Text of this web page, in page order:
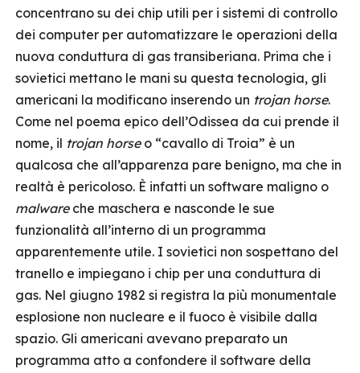
concentrano su dei chip utili per i sistemi di controllo
dei computer per automatizzare le operazioni della
nuova conduttura di gas transiberiana. Prima che i
sovietici mettano le mani su questa tecnologia, gli
americani la modificano inserendo un trojan horse.
Come nel poema epico dell’Odissea da cui prende il
nome, il trojan horseo “cavallo di Troia” è un
qualcosa che all’apparenza pare benigno, ma che in
realtà è pericoloso. È infatti un software maligno o
malwareche maschera e nasconde le sue
funzionalità all’interno di un programma
apparentemente utile. I sovietici non sospettano del
tranello e impiegano i chip per una conduttura di
gas. Nel giugno 1982 si registra la più monumentale
esplosione non nucleare e il fuoco è visibile dalla
spazio. Gli americani avevano preparato un
programma atto a confondere il software della